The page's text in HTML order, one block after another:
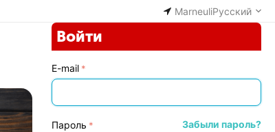
MarneuliРусский
Войти
E-mail
Пароль Забыли пароль?